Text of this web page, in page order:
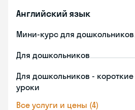
Английский язык
Мини-курс для дошкольников
Для дошкольников
Для дошкольников - короткие
уроки
Все услуги и цены (4)